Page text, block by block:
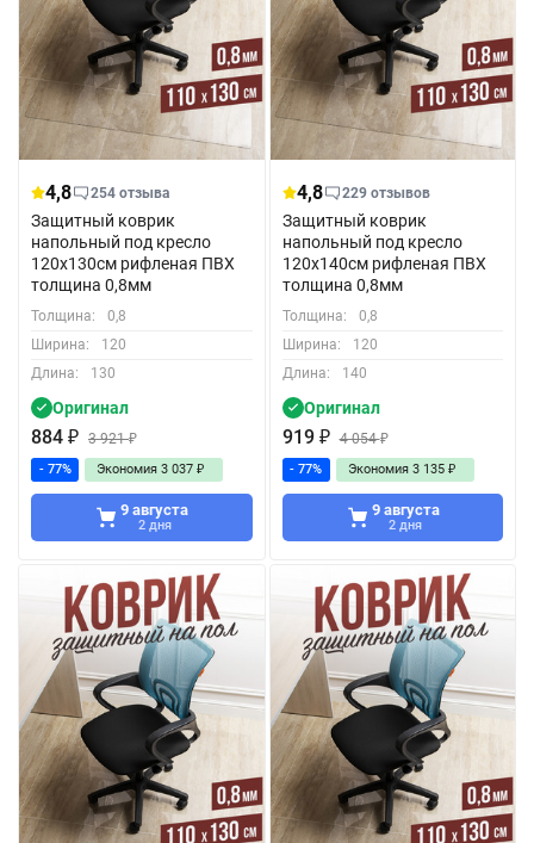
4,8 254 отзыва
Защитный коврик
напольный под кресло
120x130см рифленая ПВХ
толщина 0,8мм
Толщина:
0,8
Ширина:
120
Длина:
130
Оригинал
884 ₽ 3 921₽
- 77% Экономия 3 037 ₽
9 августа
2 дня
4,8 229 отзывов
Защитный коврик
напольный под кресло
120x140см рифленая ПВХ
толщина 0,8мм
Толщина:
0,8
Ширина:
120
Длина:
140
Оригинал
919 ₽ 4 054₽
- 77% Экономия 3 135 ₽
9 августа
2 дня